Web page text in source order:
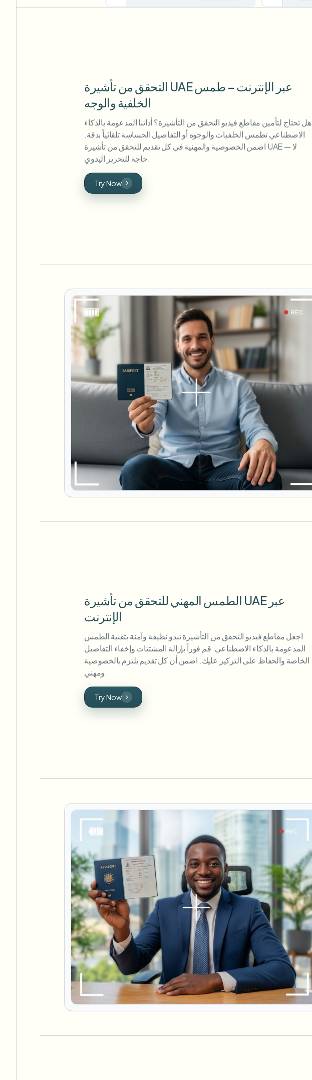
التحقق من تأشيرة UAE عبر الإنترنت – طمس
الخلفية والوجه
هل تحتاج لتأمين مقاطع فيديو التحقق من التأشيرة؟ أداتنا المدعومة بالذكاء
الاصطناعي تطمس الخلفيات والوجوه أو التفاصيل الحساسة تلقائياً بدقة.
اضمن الخصوصية والمهنية في كل تقديم للتحقق من تأشيرة UAE — لا
حاجة للتحرير اليدوي.
Try Now
الطمس المهني للتحقق من تأشيرة UAE عبر
الإنترنت
اجعل مقاطع فيديو التحقق من التأشيرة تبدو نظيفة وآمنة بتقنية الطمس
المدعومة بالذكاء الاصطناعي. قم فوراً بإزالة المشتتات وإخفاء التفاصيل
الخاصة والحفاظ على التركيز عليك. اضمن أن كل تقديم يلتزم بالخصوصية
ومهني.
Try Now